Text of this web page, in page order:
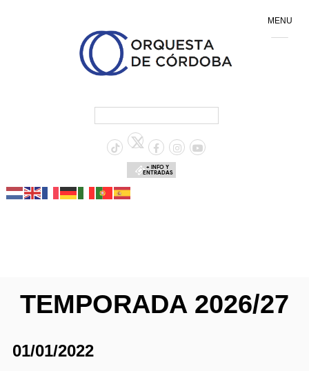
+ INFO Y
ENTRADAS
TEMPORADA 2026/27
01/01/2022
MENU